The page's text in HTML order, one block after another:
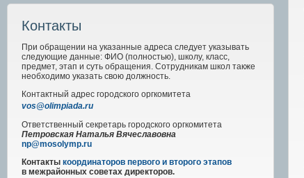
Контакты
При обращении на указанные адреса следует указывать
следующие данные: ФИО (полностью), школу, класс,
предмет, этап и суть обращения. Сотрудникам школ также
необходимо указать свою должность.
Контактный адрес городского оргкомитета
vos@olimpiada.ru
Ответственный секретарь городского оргкомитета
Петровская Наталья Вячеславовна
np@mosolymp.ru
Контакты координаторов первого и второго этапов
в межрайонных советах директоров.